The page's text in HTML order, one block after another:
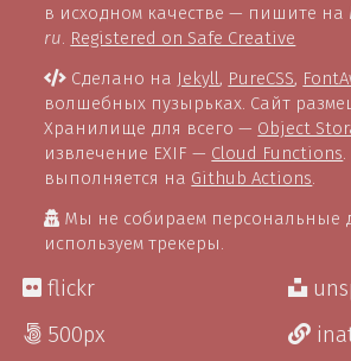
в исходном качестве — пишите на
ru Registered on Safe Creative
Сделано на Jekyll, PureCSS,
волшебных пузырьках. Сайт
Хранилище для всего — Object
извлечение EXIF — Cloud Functions
выполняется на Github Actions
Мы не собираем персональные
используем трекеры.
flickr
500px